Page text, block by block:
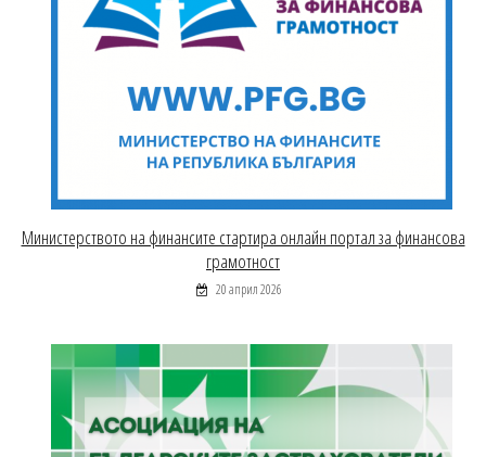
Министерството на финансите стартира онлайн портал за финансова
грамотност
20 април 2026